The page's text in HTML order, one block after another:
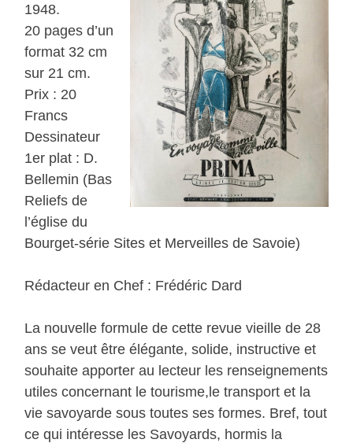
1948.
20 pages d’un
format 32 cm
sur 21 cm.
Prix : 20
Francs
Dessinateur
1er plat : D.
Bellemin (Bas
Reliefs de
l’église du
Bourget-série Sites et Merveilles de Savoie)
Rédacteur en Chef : Frédéric Dard
La nouvelle formule de cette revue vieille de 28
ans se veut être élégante, solide, instructive et
souhaite apporter au lecteur les renseignements
utiles concernant le tourisme,le transport et la
vie savoyarde sous toutes ses formes. Bref, tout
ce qui intéresse les Savoyards, hormis la